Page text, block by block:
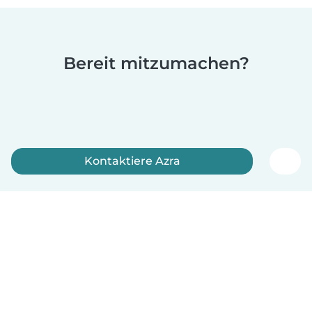
Bereit mitzumachen?
Kontaktiere Azra